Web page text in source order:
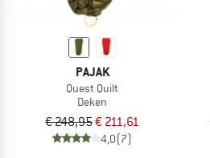
PAJAK
Quest Quilt
Deken
€ 248,95€ 211,61
4,0(7)